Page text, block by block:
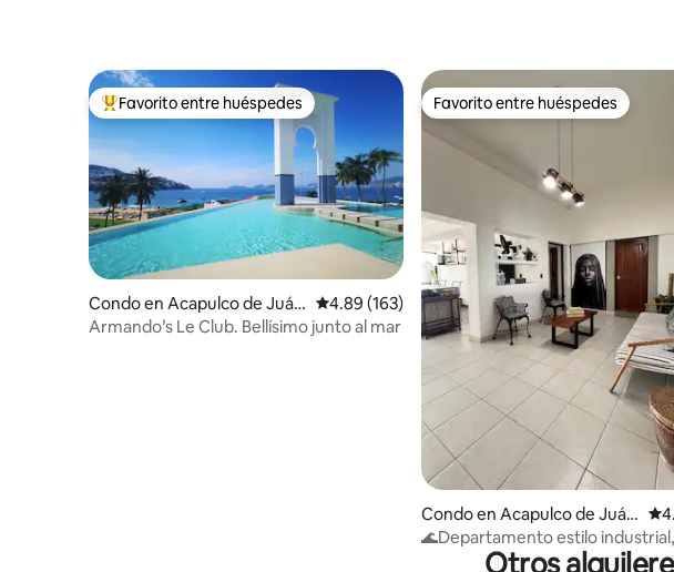
Favorito entre huéspedes preferido
Favorito entre huéspedes
Condo en Acapulco de Juár
ez
Calificación promedio: 4.89 de 5, 163 reseñas
4.89 (163)
Armando’s Le Club. Bellísimo junto al mar
Favorito entre huéspedes
Favorito entre huéspedes
Condo en Acapulco de Juár
ez
🌊Departamento estilo
de la playaOtros